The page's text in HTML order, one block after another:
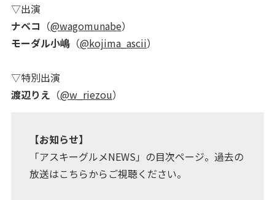
▽出演
ナベコ （@wagomunabe）
モーダル小嶋（@kojima_ascii）
▽特別出演
渡辺りえ （@w_riezou）
【お知らせ】
「アスキーグルメNEWS」の目次ページ。過去の
放送はこちらからご視聴ください。